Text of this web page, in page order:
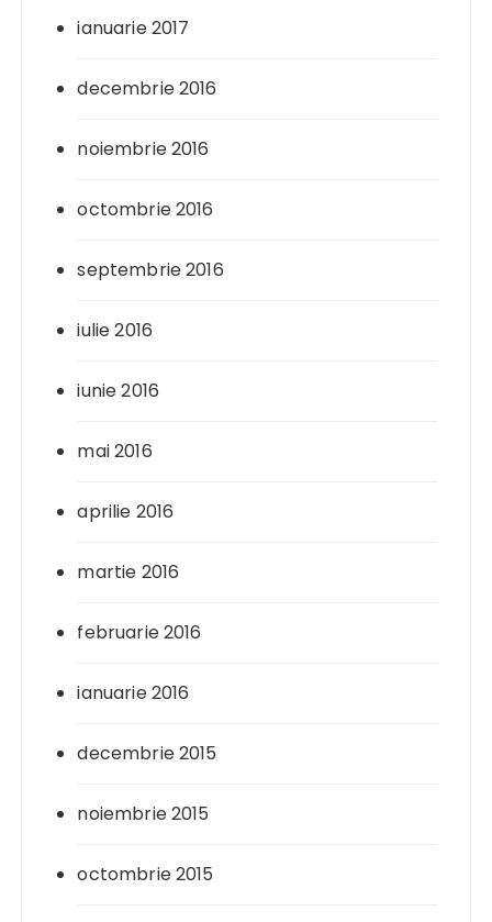
ianuarie 2017
decembrie 2016
noiembrie 2016
octombrie 2016
septembrie 2016
iulie 2016
iunie 2016
mai 2016
aprilie 2016
martie 2016
februarie 2016
ianuarie 2016
decembrie 2015
noiembrie 2015
octombrie 2015